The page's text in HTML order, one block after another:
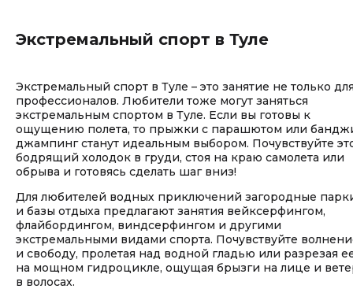
Экстремальный спорт в Туле
Экстремальный спорт в Туле – это занятие не только
профессионалов. Любители тоже могут заняться
экстремальным спортом в Туле. Если вы готовы к
ощущению полета, то прыжки с парашютом или
джампинг станут идеальным выбором. Почувствуйте
бодрящий холодок в груди, стоя на краю самолета или
обрыва и готовясь сделать шаг вниз!
Для любителей водных приключений загородные
и базы отдыха предлагают занятия вейксерфингом,
флайбордингом, виндсерфингом и другими
экстремальными видами спорта. Почувствуйте
и свободу, пролетая над водной гладью или разрезая
на мощном гидроцикле, ощущая брызги на лице и
в волосах.